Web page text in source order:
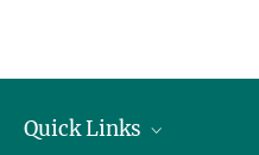
Mastodon
TikTok
Quick Links